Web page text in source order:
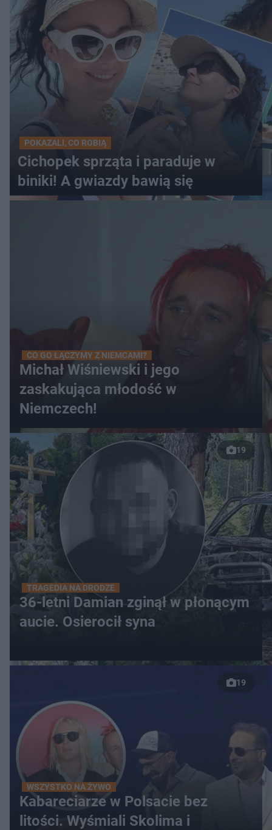
POKAZALI, CO ROBIĄ
Cichopek sprząta i paraduje w
biniki! A gwiazdy bawią się
CO GO ŁĄCZYMY Z NIEMCAMI?
Michał Wiśniewski i jego
zaskakująca młodość w
Niemczech!
19
TRAGEDIA NA DRODZE
36-letni Damian zginął w płonącym
aucie. Osierocił syna
19
WSZYSTKO NA ŻYWO
Kabareciarze w Polsacie bez
litości. Wyśmiali Skolima i